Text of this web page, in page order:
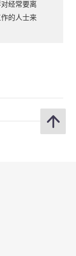
经常要离
的人士来